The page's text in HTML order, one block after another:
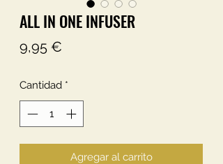
ALL IN ONE INFUSER
9,95 €
Cantidad *
Agregar al carrito